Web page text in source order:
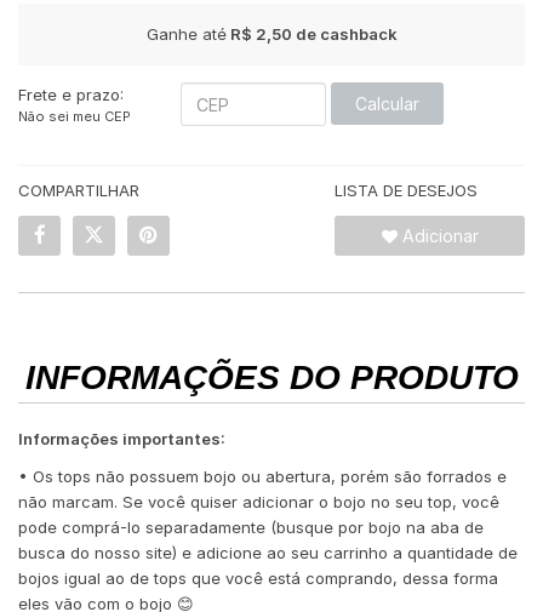
Ganhe atéR$ 2,50 de cashback
Frete e prazo:
Não sei meu CEP
Calcular
COMPARTILHAR LISTA DE DESEJOS
Adicionar
INFORMAÇÕES DO PRODUTO
Informações importantes:
• Os tops não possuem bojo ou abertura, porém são forrados e
não marcam. Se você quiser adicionar o bojo no seu top, você
pode comprá-lo separadamente (busque por bojo na aba de
busca do nosso site) e adicione ao seu carrinho a quantidade de
bojos igual ao de tops que você está comprando, dessa forma
eles vão com o bojo 😊